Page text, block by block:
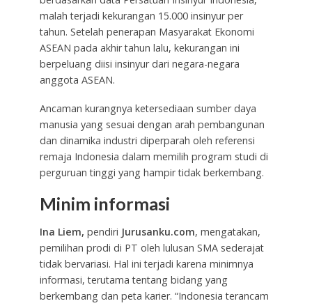
malah terjadi kekurangan 15.000 insinyur per
tahun. Setelah penerapan Masyarakat Ekonomi
ASEAN pada akhir tahun lalu, kekurangan ini
berpeluang diisi insinyur dari negara-negara
anggota ASEAN.
Ancaman kurangnya ketersediaan sumber daya
manusia yang sesuai dengan arah pembangunan
dan dinamika industri diperparah oleh referensi
remaja Indonesia dalam memilih program studi di
perguruan tinggi yang hampir tidak berkembang.
Minim informasi
Ina Liem, pendiri Jurusanku.com, mengatakan,
pemilihan prodi di PT oleh lulusan SMA sederajat
tidak bervariasi. Hal ini terjadi karena minimnya
informasi, terutama tentang bidang yang
berkembang dan peta karier. “Indonesia terancam